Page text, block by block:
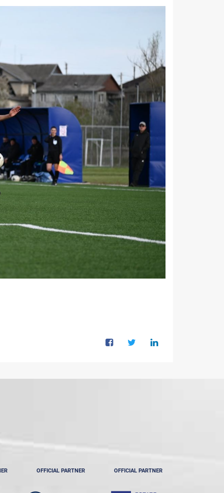
OFFICIAL PARTNER OFFICIAL PARTNER